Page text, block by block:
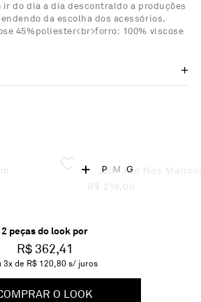
ir do dia a dia descontraído a produções
da escolha dos acessórios.
45%poliester<br>forro: 100% viscose
+Biquini Aro Nos
R$
219,00
P M G
2 peçasdo look por
R$ 362,41
3x de R$ 120,80 s/ juros
O LOOK